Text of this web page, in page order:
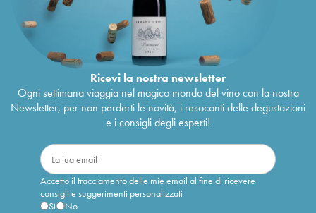
Ricevi la nostra newsletter
Ogni settimana viaggia nel magico mondo del vino con la nostra
Newsletter, per non perderti le novità, i resoconti delle degustazioni
e i consigli degli esperti!
Accetto il tracciamento delle mie email al fine di ricevere
consigli e suggerimenti personalizzati
Sì
No